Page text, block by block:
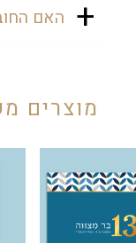
המצווה
לחלק
האם
מוצרים